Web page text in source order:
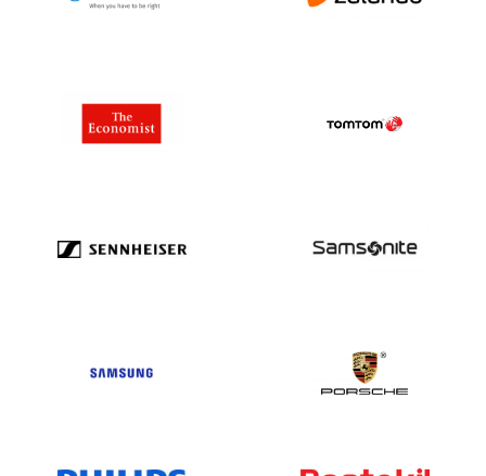
UNS. Kleinere abgelegene Inseln 2
Uganda 2.614
Vereinigte Staaten von Amerika
Venezuela 5.373